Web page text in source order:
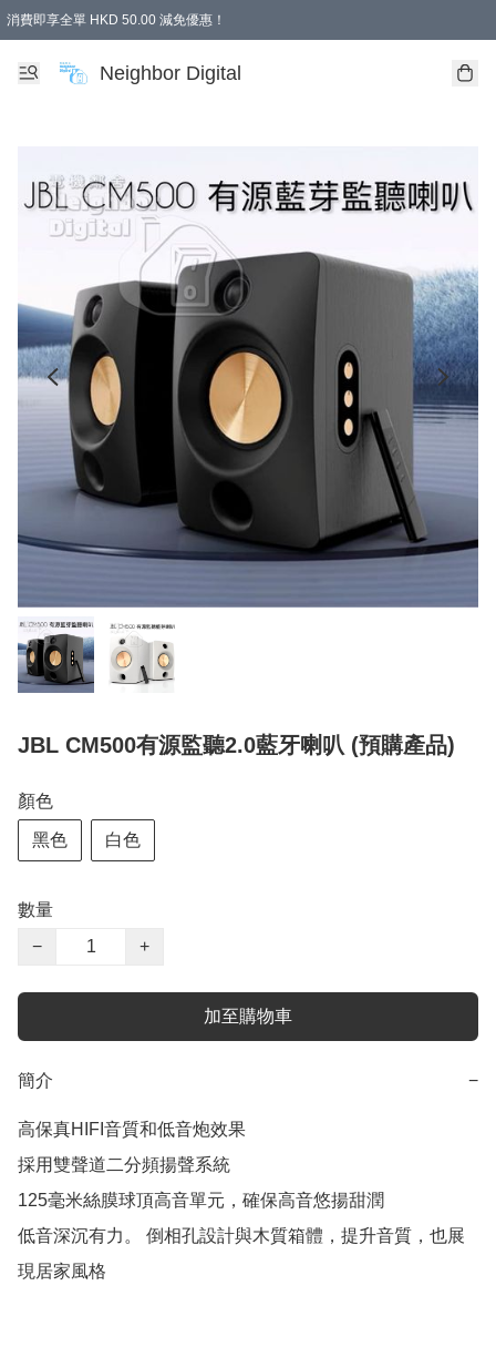
消費即享全單 HKD 50.00 減免優惠！
Neighbor Digital
JBL CM500有源監聽2.0藍牙喇叭 (預購產品)
顏色
黑色 白色
數量
−
+
加至購物車
簡介 −
高保真HIFI音質和低音炮效果
採用雙聲道二分頻揚聲系統
125毫米絲膜球頂高音單元，確保高音悠揚甜潤
低音深沉有力。 倒相孔設計與木質箱體，提升音質，也展
現居家風格